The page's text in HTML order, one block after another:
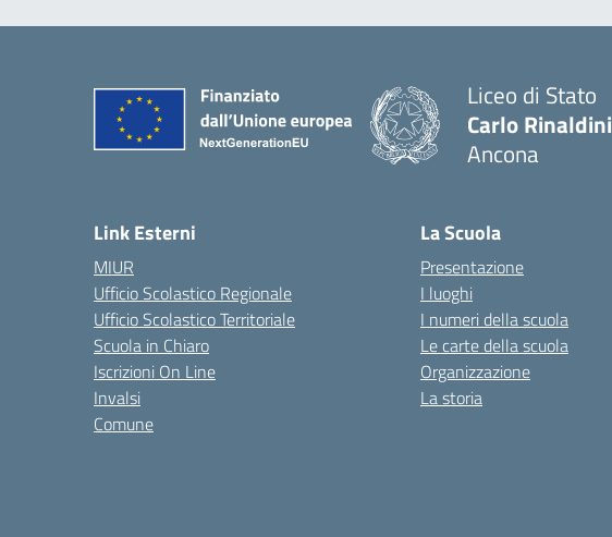
Liceo di Stato
Carlo Rinaldini
Ancona
Link Esterni
MIUR
Ufficio Scolastico Regionale
Ufficio Scolastico Territoriale
Scuola in Chiaro
Iscrizioni On Line
Invalsi
Comune
La Scuola
Presentazione
I luoghi
I numeri della scuola
Le carte della scuola
Organizzazione
La storia